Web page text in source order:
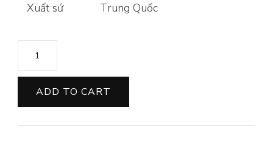
Xuất sứ Trung Quốc
TỐNG
TRÀ
CHU
SA
NGUYÊN
ADD TO CART